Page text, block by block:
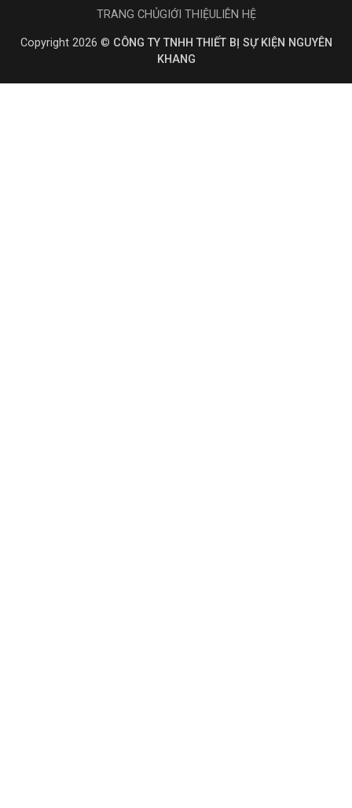
Copyright 2026 © CÔNG TY TNHH THIẾT BỊ SỰ KIỆN NGUYÊN
KHANG
TRANG CHỦGIỚI THIỆULIÊN HỆ